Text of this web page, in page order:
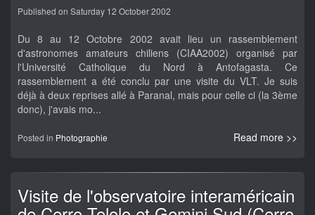
Published on Saturday 12 October 2002
Du 8 au 12 Octobre 2002 avait lieu un rassemblement
d'astronomes amateurs chiliens (CIAA2002) organisé par
l'Université Catholique du Nord à Antofagasta. Ce
rassemblement a été conclu par une visite du VLT. Je suis
déjà à deux reprises allé à Paranal, mais pour celle ci (la 3ème
donc), j'avais mo...
Read more >>
Posted in Photographie
Visite de l'observatoire interaméricain